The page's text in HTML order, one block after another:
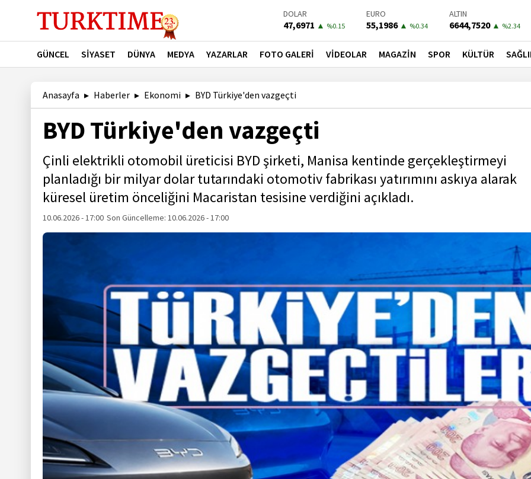
DOLAR
47,6971 ▲ %0.15
EURO
55,1986 ▲ %0.34
ALTIN
6644,7520 ▲ %2.34
BIST-100
13779,39 ▼ %-0.14
PETROL
82,7600▼ %-0.02
BONO
41,3000 ▼ %-0.55
GÜNCEL SİYASET DÜNYA MEDYA YAZARLAR FOTO GALERİ VİDEOLAR MAGAZİN SPOR KÜLTÜR
Anasayfa Haberler Ekonomi BYD Türkiye'den vazgeçti
BYD Türkiye'den vazgeçti
Çinli elektrikli otomobil üreticisi BYD şirketi, Manisa kentinde gerçekleştirmeyi
planladığı bir milyar dolar tutarındaki otomotiv fabrikası yatırımını askıya alarak
küresel üretim önceliğini Macaristan tesisine verdiğini açıkladı.
10.06.2026 - 17:00 Son Güncelleme:10.06.2026 - 17:00